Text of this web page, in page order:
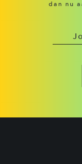
dan nu